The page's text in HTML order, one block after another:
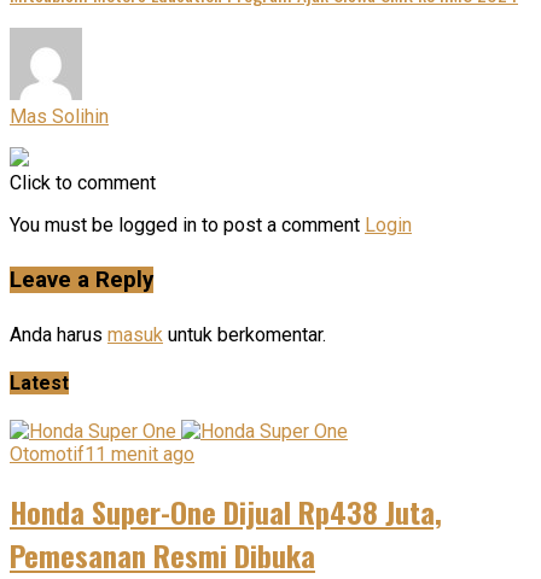
Mas Solihin
Click to comment
You must be logged in to post a comment Login
Leave a Reply
Anda harus masuk untuk berkomentar.
Latest
Otomotif11 menit ago
Honda Super-One Dijual Rp438 Juta,
Pemesanan Resmi Dibuka